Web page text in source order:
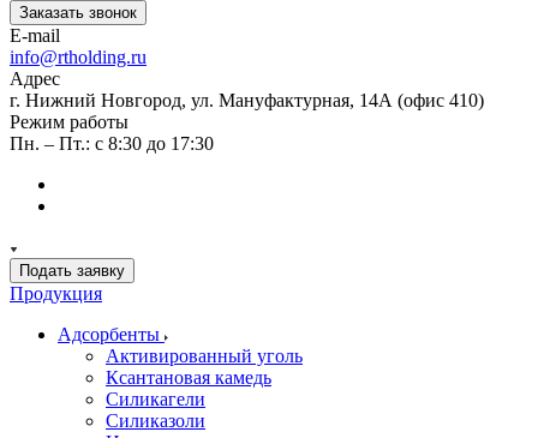
Заказать звонок
E-mail
info@rtholding.ru
Адрес
г. Нижний Новгород, ул. Мануфактурная, 14А (офис 410)
Режим работы
Пн. – Пт.: с 8:30 до 17:30
Подать заявку
Продукция
Адсорбенты
Активированный уголь
Ксантановая камедь
Силикагели
Силиказоли